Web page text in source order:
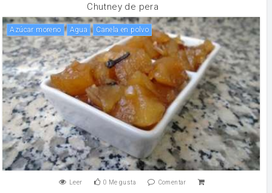
Chutney de pera
Azúcar moreno agua canela en polvo
Leer 0 Me gusta Comentar